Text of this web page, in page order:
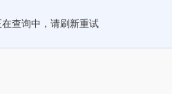
在查询中，请刷新重试